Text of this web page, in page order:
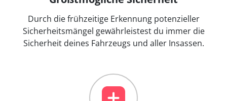
Durch die frühzeitige Erkennung potenzieller
Sicherheitsmängel gewährleistest du immer die
Sicherheit deines Fahrzeugs und aller Insassen.